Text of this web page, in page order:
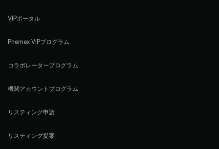
VIPポータル
Phemex VIPプログラム
コラボレータープログラム
機関アカウントプログラム
リスティング申請
リスティング提案